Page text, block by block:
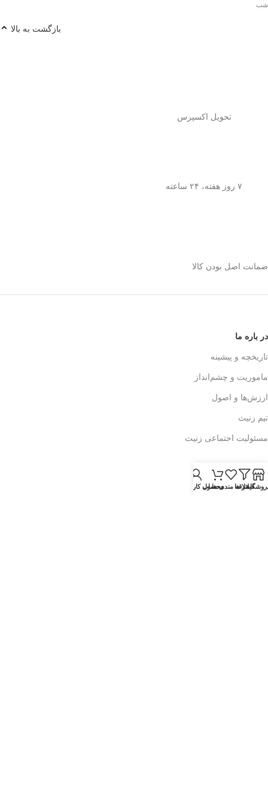
شب
بازگشت به بالا
تحویل اکسپرس
۷ روز هفته، ۲۴ ساعته
ضمانت اصل بودن کالا
در باره ما
تاریخچه و پیشینه
ماموریت و چشم‌انداز
ارزش‌ها و اصول
تیم زنیث
مسئولیت اجتماعی زنیث
تماس با ما
اطلاعات تماس
فیلتر ها
علاقه مندی ها
محصول
حساب کاربری من